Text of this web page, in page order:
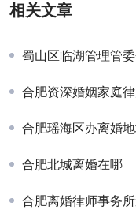
相关文章
蜀山区临湖管理管
合肥资深婚姻家庭
合肥瑶海区办离婚
合肥北城离婚在哪
合肥离婚律师事务